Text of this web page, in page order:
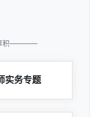
积————
实务专题